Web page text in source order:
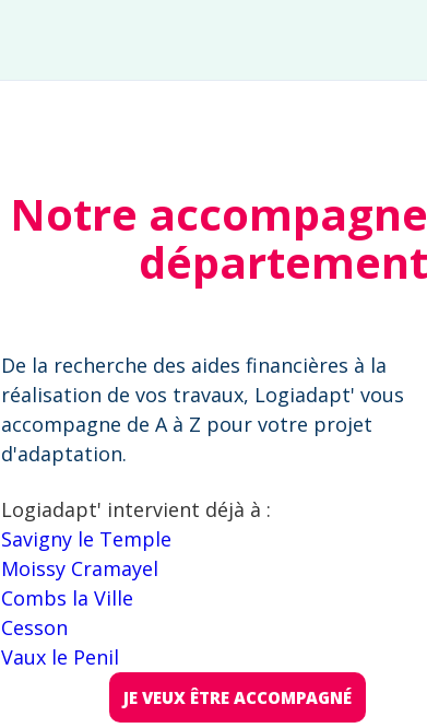
Notre
De la recherche des aides financières à la
réalisation de vos travaux, Logiadapt' vous
accompagne de A à Z pour votre projet
d'adaptation.
Logiadapt' intervient déjà à :
Savigny le Temple
Moissy Cramayel
Combs la Ville
Cesson
Vaux le Penil
JE VEUX ÊTRE ACCOMPAGNÉ